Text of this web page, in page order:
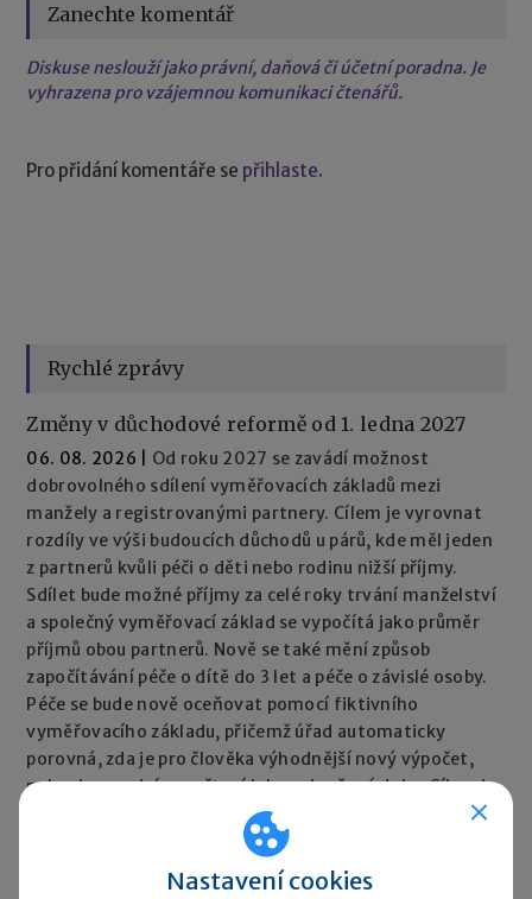
Zanechte komentář
Diskuse neslouží jako právní, daňová či účetní poradna. Je
vyhrazena pro vzájemnou komunikaci čtenářů.
Pro přidání komentáře se přihlaste.
Rychlé zprávy
Změny v důchodové reformě od 1. ledna 2027
06. 08. 2026
Od roku 2027 se zavádí možnost
dobrovolného sdílení vyměřovacích základů mezi
manžely a registrovanými partnery. Cílem je vyrovnat
rozdíly ve výši budoucích důchodů u párů, kde měl jeden
z partnerů kvůli péči o děti nebo rodinu nižší příjmy.
Sdílet bude možné příjmy za celé roky trvání manželství
a společný vyměřovací základ se vypočítá jako průměr
příjmů obou partnerů. Nově se také mění způsob
započítávání péče o dítě do 3 let a péče o závislé osoby.
Péče se bude nově oceňovat pomocí fiktivního
vyměřovacího základu, přičemž úřad automaticky
porovná, zda je pro člověka výhodnější nový výpočet,
nebo dosavadní započtení jako vyloučené doby. Cílem je,
aby péče neměla negativní dopad na výši důchodu.
Nastavení cookies